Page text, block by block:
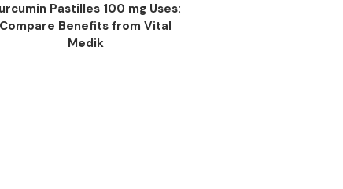
Pastilles 100 mg Uses:
Compare Benefits from Vital
Medik